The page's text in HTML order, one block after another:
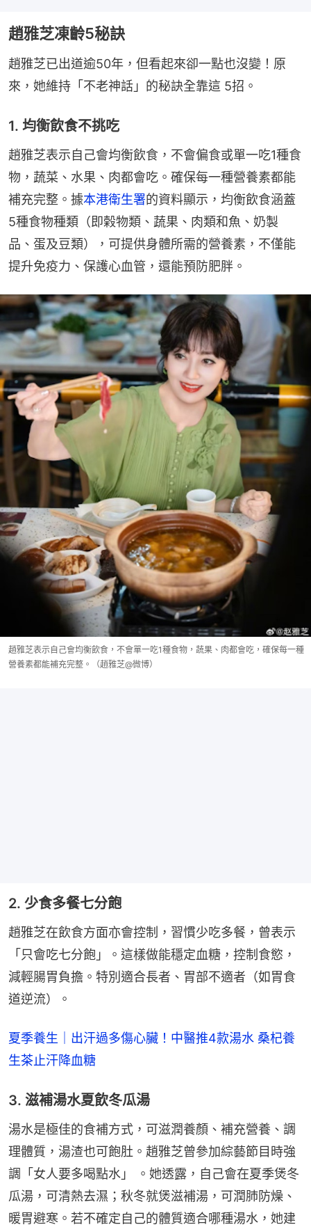
趙雅芝凍齡5秘訣
趙雅芝已出道逾50年，但看起來卻一點也沒變！原
來，她維持「不老神話」的秘訣全靠這 5招。
1. 均衡飲食不挑吃
趙雅芝表示自己會均衡飲食，不會偏食或單一吃1種食
物，蔬菜、水果、肉都會吃。確保每一種營養素都能
補充完整。據本港衛生署的資料顯示，均衡飲食涵蓋
5種食物種類（即榖物類、蔬果、肉類和魚、奶製
品、蛋及豆類），可提供身體所需的營養素，不僅能
提升免疫力、保護心血管，還能預防肥胖。
趙雅芝表示自己會均衡飲食，不會單一吃1種食物，蔬果、肉都會吃，確保每一種
營養素都能補充完整。（趙雅芝@微博）
2. 少食多餐七分飽
趙雅芝在飲食方面亦會控制，習慣少吃多餐，曾表示
「只會吃七分飽」。這樣做能穩定血糖，控制食慾，
減輕腸胃負擔。特別適合長者、胃部不適者（如胃食
道逆流）。
夏季養生｜出汗過多傷心臟！中醫推4款湯水 桑杞養
生茶止汗降血糖
3. 滋補湯水夏飲冬瓜湯
湯水是極佳的食補方式，可滋潤養顏、補充營養、調
理體質，湯渣也可飽肚。趙雅芝曾參加綜藝節目時強
調「女人要多喝點水」 。她透露，自己會在夏季煲冬
瓜湯，可清熱去濕；秋冬就煲滋補湯，可潤肺防燥、
暖胃避寒。若不確定自己的體質適合哪種湯水，她建